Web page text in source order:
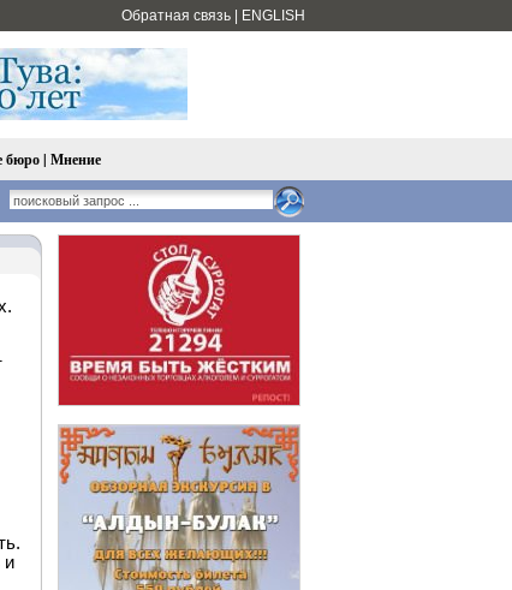
Обратная связь ENGLISH
бюро| Мнение
и